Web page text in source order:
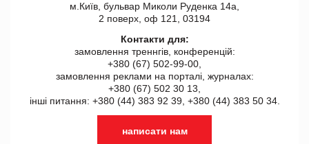
м.Київ, бульвар Миколи Руденка 14а,
2 поверх, оф 121, 03194
Контакти для:
замовлення треннгів, конференцій:
+380 (67) 502-99-00,
замовлення реклами на порталі, журналах:
+380 (67) 502 30 13,
інші питання: +380 (44) 383 92 39, +380 (44) 383 50 34.
написати нам